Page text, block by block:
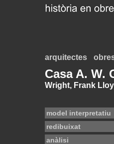
arquitectes
Casa A. W.
Wright, Frank
model interpretatiu
redibuixat
anàlisi